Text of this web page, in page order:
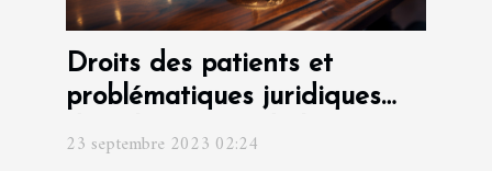
Droits des patients et
problématiques juridiques
23 septembre 2023 02:24